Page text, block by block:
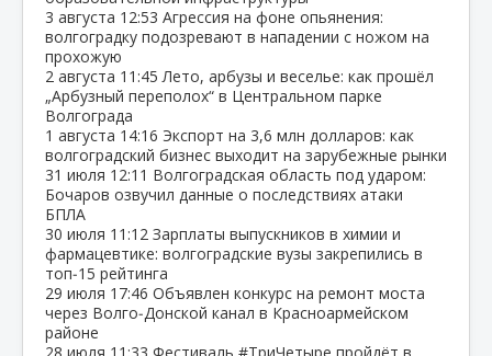
3 августа 12:53 Агрессия на фоне опьянения:
волгоградку подозревают в нападении с ножом на
прохожую
2 августа 11:45 Лето, арбузы и веселье: как прошёл
„Арбузный переполох“ в Центральном парке
Волгограда
1 августа 14:16 Экспорт на 3,6 млн долларов: как
волгоградский бизнес выходит на зарубежные рынки
31 июля 12:11 Волгоградская область под ударом:
Бочаров озвучил данные о последствиях атаки
БПЛА
30 июля 11:12 Зарплаты выпускников в химии и
фармацевтике: волгоградские вузы закрепились в
топ‑15 рейтинга
29 июля 17:46 Объявлен конкурс на ремонт моста
через Волго‑Донской канал в Красноармейском
районе